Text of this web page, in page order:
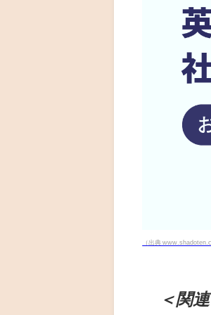
（出典
＜関